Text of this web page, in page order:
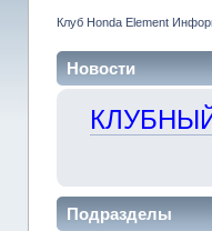
Клуб Honda Element
Новости
КЛУБНЫЙ
Подразделы